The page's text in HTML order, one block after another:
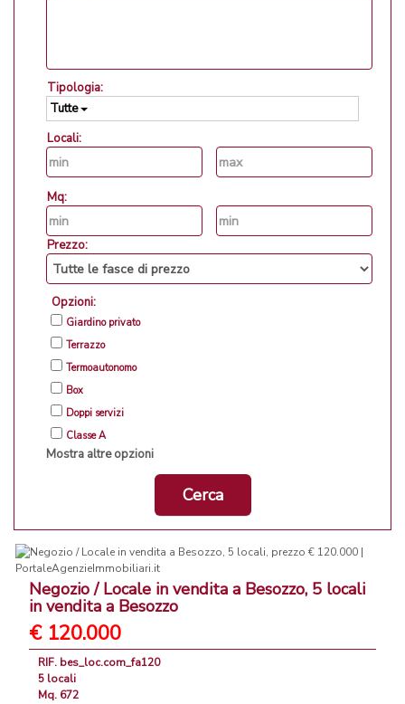
Tipologia:
Tutte
Locali:
Mq:
Prezzo:
Opzioni:
Giardino privato
Terrazzo
Termoautonomo
Box
Doppi servizi
Classe A
Mostra altre opzioni
Cerca
Negozio / Locale in vendita a Besozzo, 5 locali
in vendita a Besozzo
€ 120.000
RIF. bes_loc.com_fa120
5 locali
Mq. 672